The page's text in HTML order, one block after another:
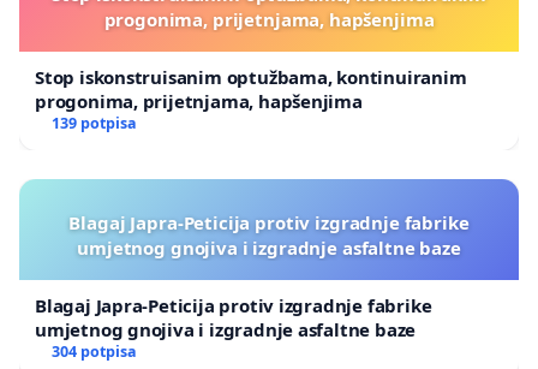
progonima, prijetnjama, hapšenjima
Stop iskonstruisanim optužbama, kontinuiranim
progonima, prijetnjama, hapšenjima
139 potpisa
Blagaj Japra-Peticija protiv izgradnje fabrike
umjetnog gnojiva i izgradnje asfaltne baze
Blagaj Japra-Peticija protiv izgradnje fabrike
umjetnog gnojiva i izgradnje asfaltne baze
304 potpisa